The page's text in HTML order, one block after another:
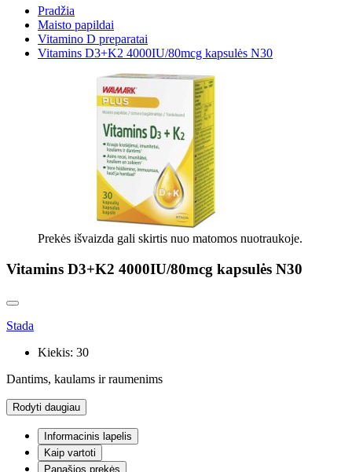
Pradžia
Maisto papildai
Vitamino D preparatai
Vitamins D3+K2 4000IU/80mcg kapsulės N30
Prekės išvaizda gali skirtis nuo matomos nuotraukoje.
Vitamins D3+K2 4000IU/80mcg kapsulės N30
Stada
Kiekis: 30
Dantims, kaulams ir raumenims
Rodyti daugiau
Informacinis lapelis
Kaip vartoti
Panašios prekės